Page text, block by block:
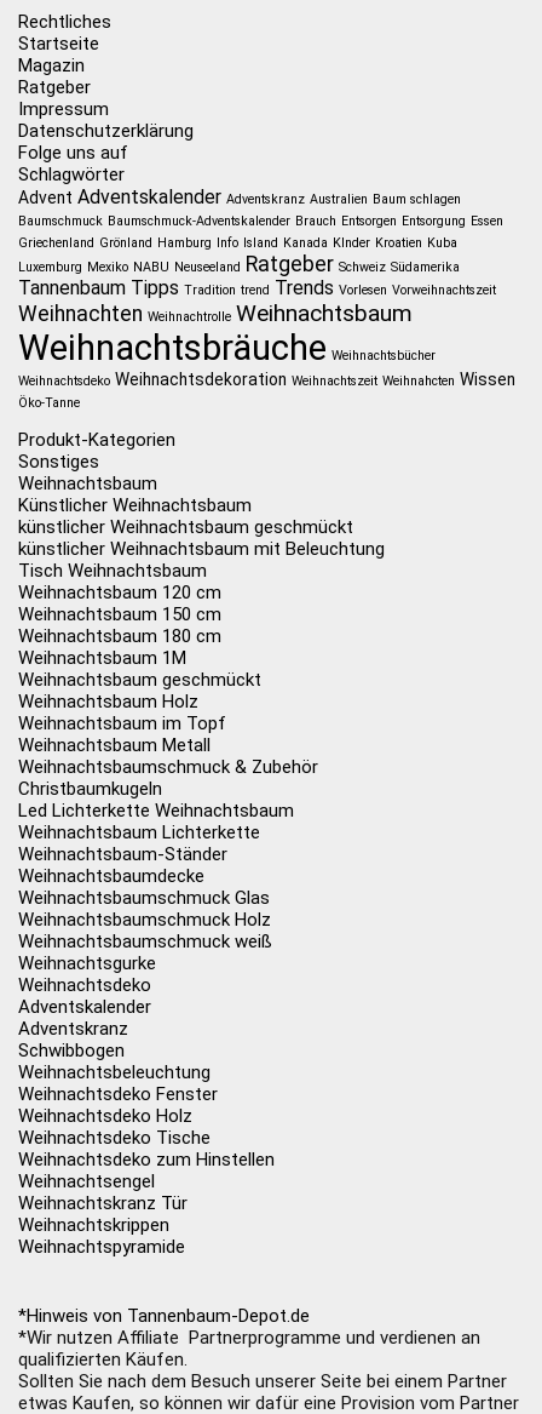
Rechtliches
Startseite
Magazin
Ratgeber
Impressum
Datenschutzerklärung
Folge uns auf
Schlagwörter
Advent Adventskalender Adventskranz Australien Baum schlagen
Baumschmuck Baumschmuck-Adventskalender Brauch Entsorgen Entsorgung Essen
Griechenland Grönland Hamburg Info Island Kanada KInder Kroatien Kuba
Luxemburg Mexiko NABU Neuseeland Ratgeber Schweiz Südamerika
Tannenbaum Tipps Tradition trend Trends Vorlesen Vorweihnachtszeit
Weihnachten Weihnachtrolle Weihnachtsbaum
Weihnachtsbräuche Weihnachtsbücher
Weihnachtsdeko Weihnachtsdekoration Weihnachtszeit Weihnahcten Wissen
Öko-Tanne
Produkt-Kategorien
Sonstiges
Weihnachtsbaum
Künstlicher Weihnachtsbaum
künstlicher Weihnachtsbaum geschmückt
künstlicher Weihnachtsbaum mit Beleuchtung
Tisch Weihnachtsbaum
Weihnachtsbaum 120 cm
Weihnachtsbaum 150 cm
Weihnachtsbaum 180 cm
Weihnachtsbaum 1M
Weihnachtsbaum geschmückt
Weihnachtsbaum Holz
Weihnachtsbaum im Topf
Weihnachtsbaum Metall
Weihnachtsbaumschmuck & Zubehör
Christbaumkugeln
Led Lichterkette Weihnachtsbaum
Weihnachtsbaum Lichterkette
Weihnachtsbaum-Ständer
Weihnachtsbaumdecke
Weihnachtsbaumschmuck Glas
Weihnachtsbaumschmuck Holz
Weihnachtsbaumschmuck weiß
Weihnachtsgurke
Weihnachtsdeko
Adventskalender
Adventskranz
Schwibbogen
Weihnachtsbeleuchtung
Weihnachtsdeko Fenster
Weihnachtsdeko Holz
Weihnachtsdeko Tische
Weihnachtsdeko zum Hinstellen
Weihnachtsengel
Weihnachtskranz Tür
Weihnachtskrippen
Weihnachtspyramide
*Hinweis von Tannenbaum-Depot.de
*Wir nutzen Affiliate Partnerprogramme und verdienen an
qualifizierten Käufen.
Sollten Sie nach dem Besuch unserer Seite bei einem Partner
etwas Kaufen, so können wir dafür eine Provision vom Partner